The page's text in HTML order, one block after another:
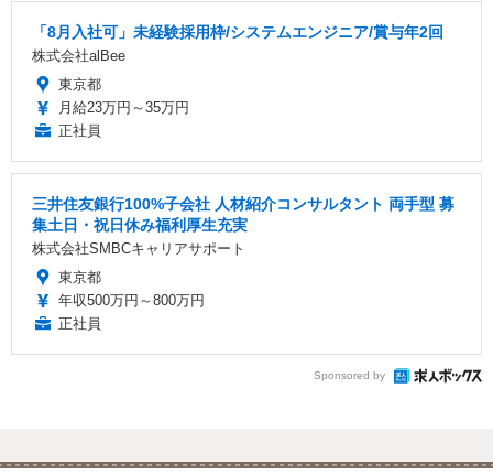
「8月入社可」未経験採用枠/システムエンジニア/賞与年2回
株式会社alBee
東京都
月給23万円～35万円
正社員
三井住友銀行100%子会社 人材紹介コンサルタント 両手型 募
集土日・祝日休み福利厚生充実
株式会社SMBCキャリアサポート
東京都
年収500万円～800万円
正社員
Sponsored by